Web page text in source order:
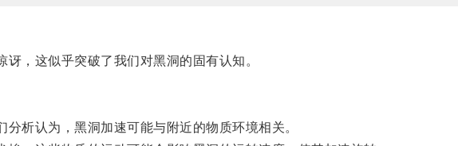
，这似乎突破了我们对黑洞的固有认知。
析认为，黑洞加速可能与附近的物质环境相关。